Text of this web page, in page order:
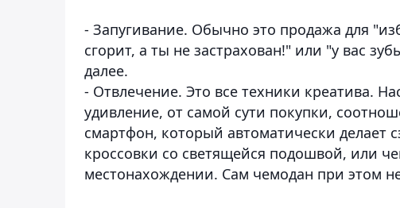
- Запугивание. Обычно это продажа для
сгорит, а ты не застрахован!" или "у вас
далее.
- Отвлечение. Это все техники креатива.
удивление, от самой сути покупки,
смартфон, который автоматически делает
кроссовки со светящейся подошвой, или
местонахождении. Сам чемодан при этом